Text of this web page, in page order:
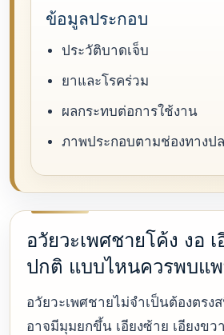
ข้อมูลประกอบ
ประวัติบาดเจ็บ
ยาและโรคร่วม
ผลกระทบต่อการใช้งาน
ภาพประกอบตามช่องทางป
อวัยวะเพศชายโค้ง งอ
ปกติ แบบไหนควรพบแ
อวัยวะเพศชายไม่จำเป็นต้องตร
อาจมีมุมยกขึ้น เอียงซ้าย เอียงขว